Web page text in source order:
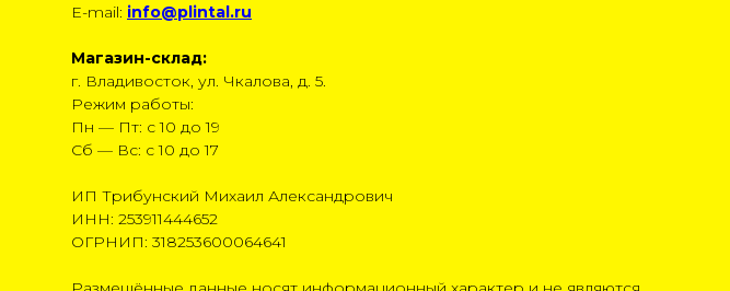
E-mail: info@plintal.ru
Магазин-склад:
г. Владивосток, ул. Чкалова, д. 5.
Режим работы:
Пн — Пт: с 10 до 19
Сб — Вс: с 10 до 17
ИП Трибунский Михаил Александрович
ИНН: 253911444652
ОГРНИП: 318253600064641